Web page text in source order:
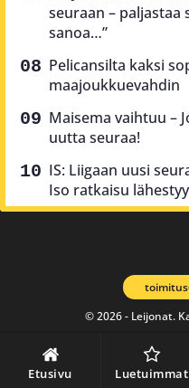
Etusivu Luetuimmat
seuraan – paljastaa
sanoa…”
Pelicansilta kaksi
maajoukkuevahdin
Maisema vaihtuu –
uutta seuraa!
IS: Liigaan uusi
Iso ratkaisu lähestyy
© 2026 - Leijonat.